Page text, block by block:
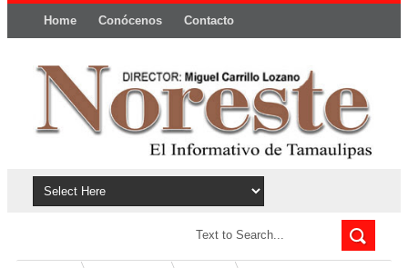
Home Conócenos Contacto